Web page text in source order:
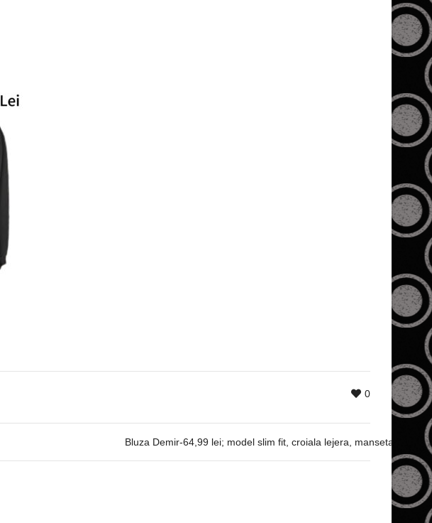
0
Bluza Demir-64,99 lei; model slim fit, croiala lejera, manseta la